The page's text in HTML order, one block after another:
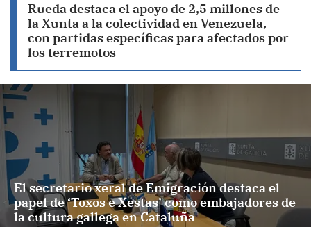
Rueda destaca el apoyo de 2,5 millones de
la Xunta a la colectividad en Venezuela,
con partidas específicas para afectados por
los terremotos
El secretario xeral de Emigración destaca el
papel de ‘Toxos e Xestas’ como embajadores de
la cultura gallega en Cataluña